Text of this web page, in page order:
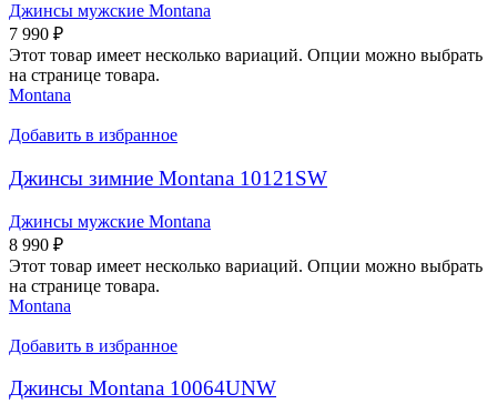
Джинсы мужские Montana
7 990 ₽
Этот товар имеет несколько вариаций. Опции можно выбрать
на странице товара.
Montana
Добавить в избранное
Джинсы зимние Montana 10121SW
Джинсы мужские Montana
8 990 ₽
Этот товар имеет несколько вариаций. Опции можно выбрать
на странице товара.
Montana
Добавить в избранное
Джинсы Montana 10064UNW